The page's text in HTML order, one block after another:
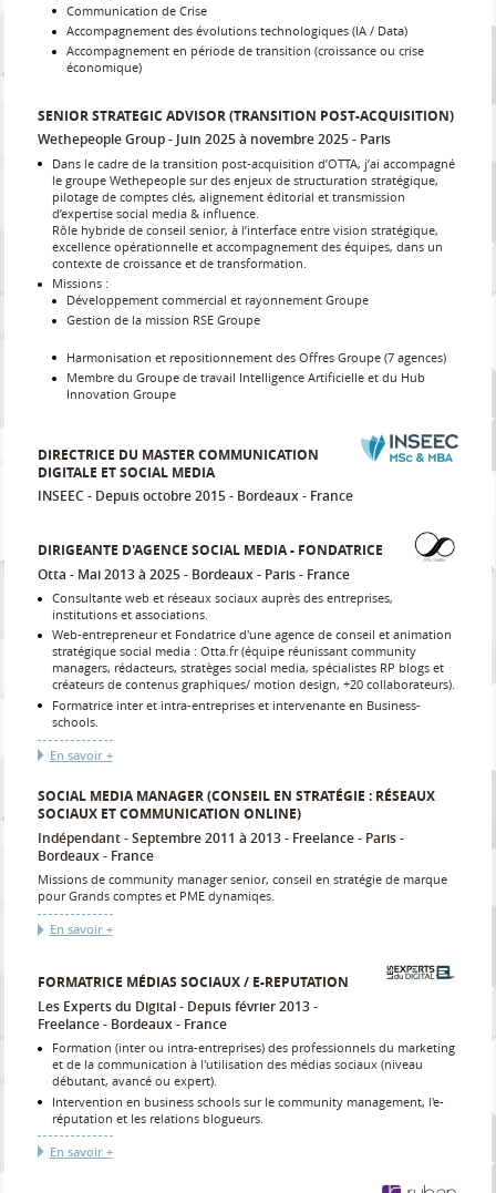
Communication de Crise
Accompagnement des évolutions technologiques (IA / Data)
Accompagnement en période de transition (croissance ou crise
économique)
SENIOR STRATEGIC ADVISOR (TRANSITION POST-ACQUISITION)
Wethepeople Group
Juin 2025 à novembre 2025 Paris
Dans le cadre de la transition post-acquisition d’OTTA, j’ai accompagné
le groupe Wethepeople sur des enjeux de structuration stratégique,
pilotage de comptes clés, alignement éditorial et transmission
d’expertise social media & influence.
Rôle hybride de conseil senior, à l’interface entre vision stratégique,
excellence opérationnelle et accompagnement des équipes, dans un
contexte de croissance et de transformation.
Missions :
Développement commercial et rayonnement Groupe
Gestion de la mission RSE Groupe
Harmonisation et repositionnement des Offres Groupe (7 agences)
Membre du Groupe de travail Intelligence Artificielle et du Hub
Innovation Groupe
DIRECTRICE DU MASTER COMMUNICATION
DIGITALE ET SOCIAL MEDIA
INSEEC
Depuis octobre 2015 Bordeaux France
DIRIGEANTE D'AGENCE SOCIAL MEDIA - FONDATRICE
Otta
Mai 2013 à 2025 Bordeaux - Paris France
Consultante web et réseaux sociaux auprès des entreprises,
institutions et associations.
Web-entrepreneur et Fondatrice d'une agence de conseil et animation
stratégique social media : Otta.fr (équipe réunissant community
managers, rédacteurs, stratèges social media, spécialistes RP blogs et
créateurs de contenus graphiques/ motion design, +20 collaborateurs).
Formatrice inter et intra-entreprises et intervenante en Business-
schools.
En savoir +
SOCIAL MEDIA MANAGER (CONSEIL EN STRATÉGIE : RÉSEAUX
SOCIAUX ET COMMUNICATION ONLINE)
Indépendant
Septembre 2011 à 2013 Freelance
Paris -
Bordeaux
France
Missions de community manager senior, conseil en stratégie de marque
pour Grands comptes et PME dynamiqes.
En savoir +
FORMATRICE MÉDIAS SOCIAUX / E-REPUTATION
Les Experts du Digital
Depuis février 2013
Freelance
Bordeaux France
Formation (inter ou intra-entreprises) des professionnels du marketing
et de la communication à l'utilisation des médias sociaux (niveau
débutant, avancé ou expert).
Intervention en business schools sur le community management, l'e-
réputation et les relations blogueurs.
En savoir +